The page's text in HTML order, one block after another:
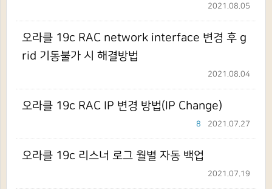
2021.08.05
오라클 19c RAC network interface 변경 후 g
rid 기동불가 시 해결방법
2021.08.04
오라클 19c RAC IP 변경 방법(IP Change)
2021.07.27
8
오라클 19c 리스너 로그 월별 자동 백업
2021.07.19